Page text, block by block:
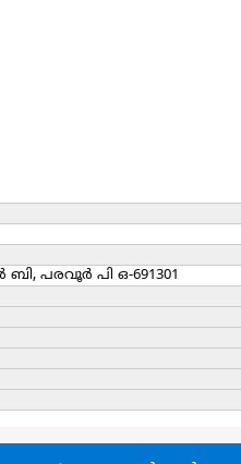
പരവൂര്‍ പി ഒ-691301